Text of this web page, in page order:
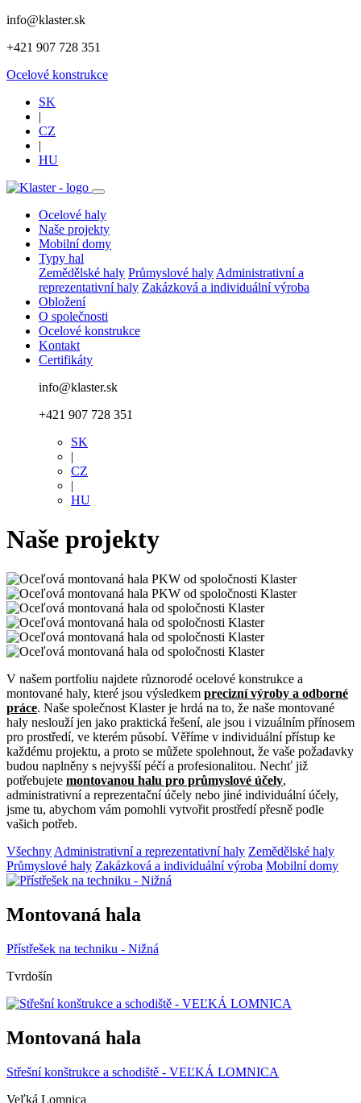
info@klaster.sk
+421 907 728 351
Ocelové konstrukce
SK
|
CZ
|
HU
Ocelové haly
Naše projekty
Mobilní domy
Typy hal
Zemědělské haly Průmyslové haly Administrativní a
reprezentativní haly Zakázková a individuální výroba
Obložení
O společnosti
Ocelové konstrukce
Kontakt
Certifikáty
info@klaster.sk
+421 907 728 351
SK
|
CZ
|
HU
Naše projekty
V našem portfoliu najdete různorodé ocelové konstrukce a
montované haly, které jsou výsledkem precizní výroby a odborné
práce. Naše společnost Klaster je hrdá na to, že naše montované
haly neslouží jen jako praktická řešení, ale jsou i vizuálním přínosem
pro prostředí, ve kterém působí. Věříme v individuální přístup ke
každému projektu, a proto se můžete spolehnout, že vaše požadavky
budou naplněny s nejvyšší péčí a profesionalitou. Nechť již
potřebujete montovanou halu pro průmyslové účely,
administrativní a reprezentační účely nebo jiné individuální účely,
jsme tu, abychom vám pomohli vytvořit prostředí přesně podle
vašich potřeb.
Všechny Administrativní a reprezentativní haly Zemědělské haly
Průmyslové haly Zakázková a individuální výroba Mobilní domy
Montovaná hala
Přístřešek na techniku - Nižná
Tvrdošín
Montovaná hala
Střešní konštrukce a schodiště - VEĽKÁ LOMNICA
Veľká Lomnica